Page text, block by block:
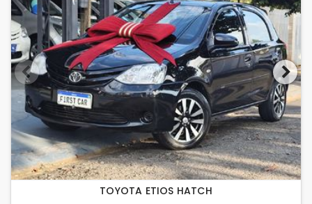
TOYOTA ETIOS HATCH